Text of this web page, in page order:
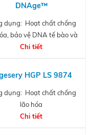
DNAge™
dụng: Hoạt chất chống
bảo vệ DNA tế bào và
ty thể khỏi tác hại của tia
Chi tiết
HGP LS 9874
dụng: Hoạt chất chống
lão hóa
Chi tiết